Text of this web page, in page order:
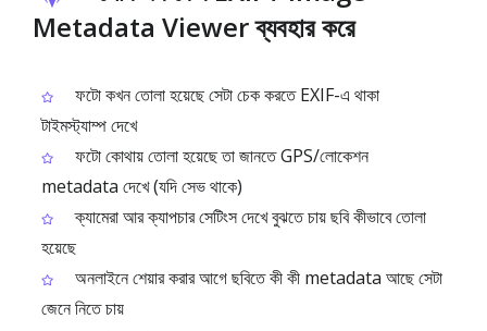
Metadata Viewer ব্যবহার করে
ফটো কখন তোলা হয়েছে সেটা চেক করতে EXIF-এ থাকা
টাইমস্ট্যাম্প দেখে
ফটো কোথায় তোলা হয়েছে তা জানতে GPS/লোকেশন
metadata দেখে (যদি সেভ থাকে)
ক্যামেরা আর ক্যাপচার সেটিংস দেখে বুঝতে চায় ছবি কীভাবে তোলা
হয়েছে
অনলাইনে শেয়ার করার আগে ছবিতে কী কী metadata আছে সেটা
জেনে নিতে চায়